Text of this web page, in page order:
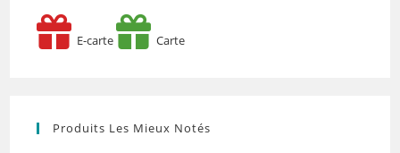
E-carte Carte
Produits Les Mieux Notés